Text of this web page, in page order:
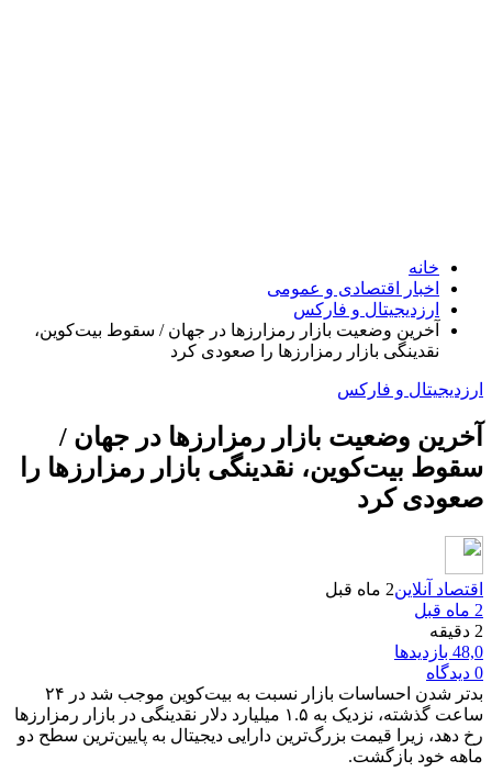
خانه
اخبار اقتصادی و عمومی
ارزدیجیتال و فارکس
آخرین وضعیت بازار رمزارزها در جهان / سقوط بیت‌کوین،
نقدینگی‌ بازار رمزارزها را صعودی کرد
ارزدیجیتال و فارکس
آخرین وضعیت بازار رمزارزها در جهان /
سقوط بیت‌کوین، نقدینگی‌ بازار رمزارزها را
صعودی کرد
اقتصاد آنلاین2 ماه قبل
2 ماه قبل
2 دقیقه
48,0 بازدیدها
0 دیدگاه
بدتر شدن احساسات بازار نسبت به بیت‌کوین موجب شد در ۲۴
ساعت گذشته، نزدیک به ۱.۵ میلیارد دلار نقدینگی در بازار رمزارزها
رخ دهد، زیرا قیمت بزرگ‌ترین دارایی دیجیتال به پایین‌ترین سطح دو
ماهه خود بازگشت.